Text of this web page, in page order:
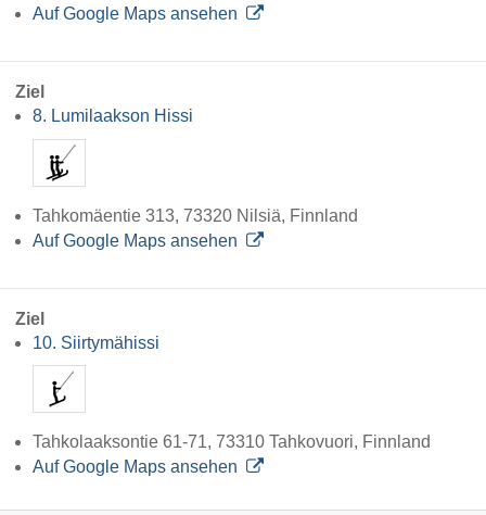
Auf Google Maps ansehen
Ziel
8. Lumilaakson Hissi
Tahkomäentie 313, 73320 Nilsiä, Finnland
Auf Google Maps ansehen
Ziel
10. Siirtymähissi
Tahkolaaksontie 61-71, 73310 Tahkovuori, Finnland
Auf Google Maps ansehen